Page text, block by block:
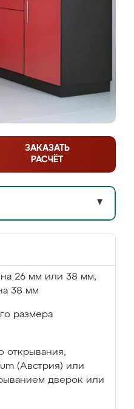
ЗАКАЗАТЬ
РАСЧЁТ
▼
26 мм или 38 мм;
38 мм
размера
открывания,
(Австрия) или
дверок или